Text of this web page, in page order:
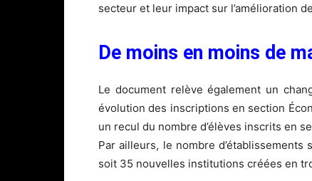
secteur et leur impact sur l’amélioration
De moins en moins de
Le document relève également un
évolution des inscriptions en section
un recul du nombre d’élèves inscrits en
Par ailleurs, le nombre
soit 35 nouvelles institutions créées en